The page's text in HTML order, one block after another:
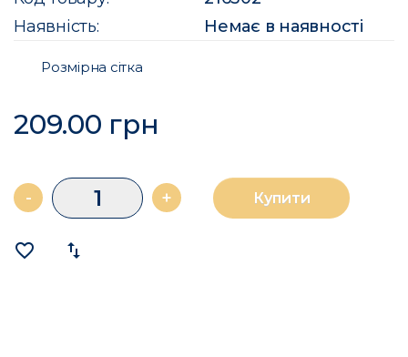
Наявність:
Немає в наявності
Розмірна сітка
209.00 грн
- + Купити
favorite_border import_export